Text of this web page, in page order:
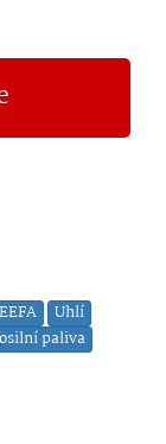
Uhlí
paliva